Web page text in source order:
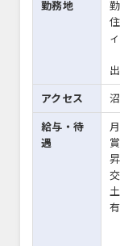
勤務地
アクセス
給与・待
遇
有